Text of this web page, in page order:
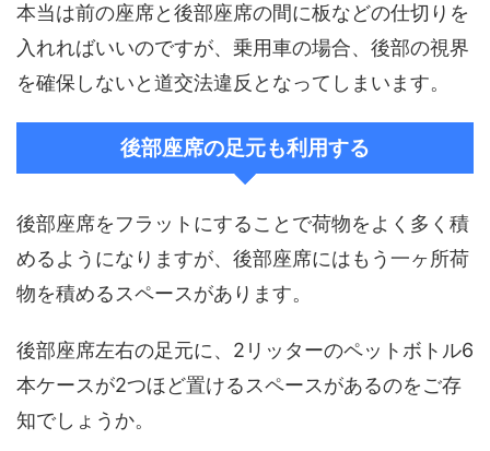
本当は前の座席と後部座席の間に板などの仕切りを
入れればいいのですが、乗用車の場合、後部の視界
を確保しないと道交法違反となってしまいます。
後部座席の足元も利用する
後部座席をフラットにすることで荷物をよく多く積
めるようになりますが、後部座席にはもう一ヶ所荷
物を積めるスペースがあります。
後部座席左右の足元に、2リッターのペットボトル6
本ケースが2つほど置けるスペースがあるのをご存
知でしょうか。